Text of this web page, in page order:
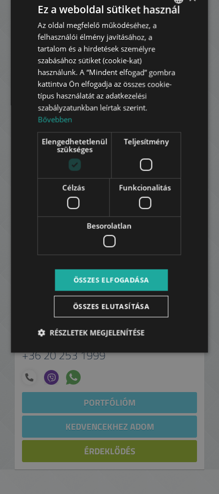
bevásárlóközpont a Westend City Center, a
Nyugati Pályaudvar mellett, ahonnan vonattal
vagy az M3 metróval és egy átszállással a Liszt
Ferenc repülőteret is viszonylag gyorsan
elérhetjük.
Eladási ár:
183.000.000 HUF
500.000 EUR
Kapcsolat:
Széll János
+36 20 253 1999
PORTFÓLIÓM
KEDVENCEKHEZ ADOM
ÉRDEKLŐDÉS
FRENCH
ARABIC
Ez a weboldal sütiket használ
Az oldal megfelelő működéséhez, a
felhasználói élmény javításához, a
tartalom és a hirdetések személyre
szabásához sütiket (cookie-kat)
használunk. A “Mindent elfogad” gombra
kattintva Ön elfogadja az összes cookie-
típus használatát az adatkezelési
szabályzatunkban leírtak szerint.
Bővebben
Elengedhetetlenül
szükséges
Teljesítmény
Célzás Funkcionalitás
Besorolatlan
ÖSSZES ELFOGADÁSA
ÖSSZES ELUTASÍTÁSA
RÉSZLETEK MEGJELENÍTÉSE